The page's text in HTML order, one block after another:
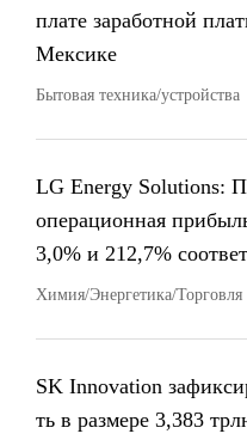
плате заработной
Мексике
Бытовая техника/устройства
LG Energy Solutions:
операционная
3,0% и 212,7%
Химия/Энергетика/Торговля
SK Innovation
ть в размере 3,383